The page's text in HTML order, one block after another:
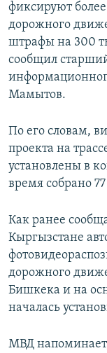
фиксируют
дорожного
штрафы на 300
сообщил
Мамытов.
По его словам,
проекта на
установлены в
время собрано
Как ранее
Кыргызстане
дорожного
Бишкека и на
началась
МВД